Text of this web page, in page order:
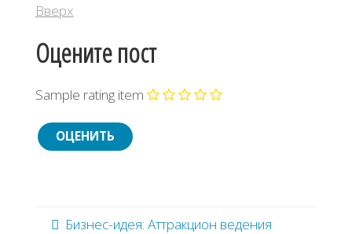
Вверх
Оцените пост
Sample rating item
Бизнес-идея: Аттракцион ведения